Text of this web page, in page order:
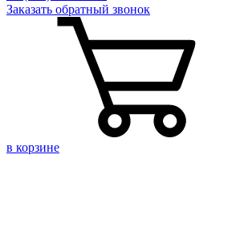
Заказать обратный звонок
в корзине